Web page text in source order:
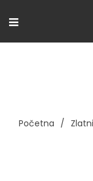
Početna /